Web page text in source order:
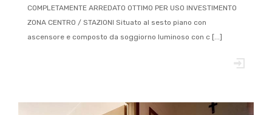
COMPLETAMENTE ARREDATO OTTIMO PER USO INVESTIMENTO
ZONA CENTRO / STAZIONI Situato al sesto piano con
ascensore e composto da soggiorno luminoso con c [...]